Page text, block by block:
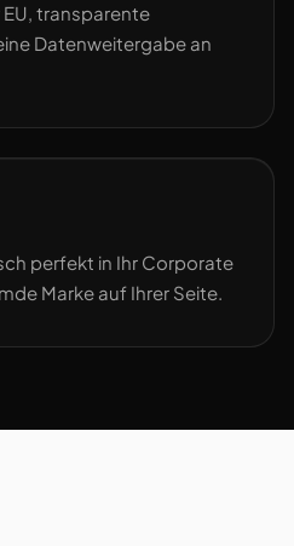
transparente
Datenweitergabe an
perfekt in Ihr Corporate
Marke auf Ihrer Seite.